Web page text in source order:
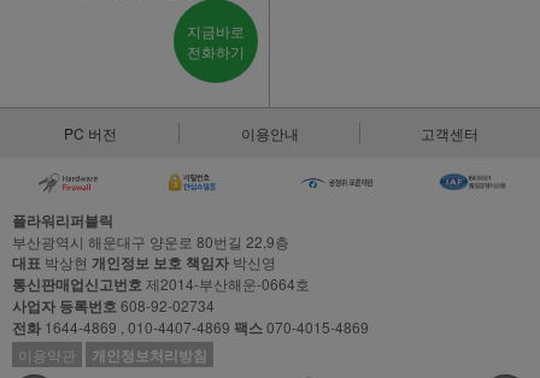
지금바로
전화하기
PC 버전 이용안내 고객센터
플라워리퍼블릭
부산광역시 해운대구 양운로 80번길 22,9층
대표 박상현 개인정보 보호 책임자 박신영
통신판매업신고번호제2014-부산해운-0664호
사업자 등록번호608-92-02734
전화 1644-4869 , 010-4407-4869 팩스070-4015-4869
이용약관
개인정보처리방침